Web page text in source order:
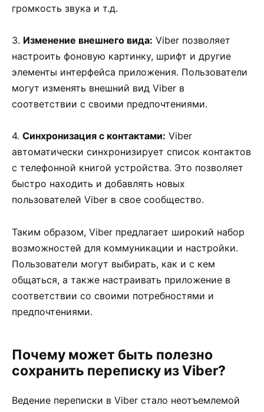
громкость звука и т.д.
3. Изменение внешнего вида: Viber позволяет
настроить фоновую картинку, шрифт и другие
элементы интерфейса приложения. Пользователи
могут изменять внешний вид Viber в
соответствии с своими предпочтениями.
4. Синхронизация с контактами: Viber
автоматически синхронизирует список контактов
с телефонной книгой устройства. Это позволяет
быстро находить и добавлять новых
пользователей Viber в свое сообщество.
Таким образом, Viber предлагает широкий набор
возможностей для коммуникации и настройки.
Пользователи могут выбирать, как и с кем
общаться, а также настраивать приложение в
соответствии со своими потребностями и
предпочтениями.
Почему может быть полезно
сохранить переписку из Viber?
Ведение переписки в Viber стало неотъемлемой